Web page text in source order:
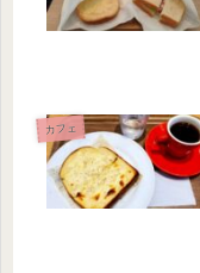
カフェ